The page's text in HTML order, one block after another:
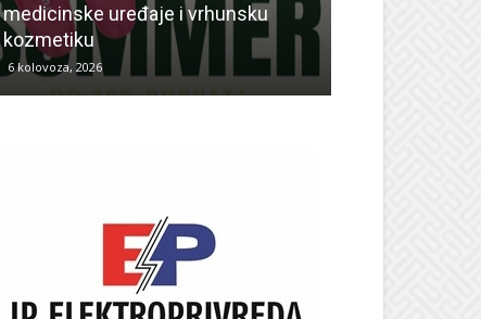
medicinske uređaje i vrhunsku
kozmetiku
6 kolovoza, 2026